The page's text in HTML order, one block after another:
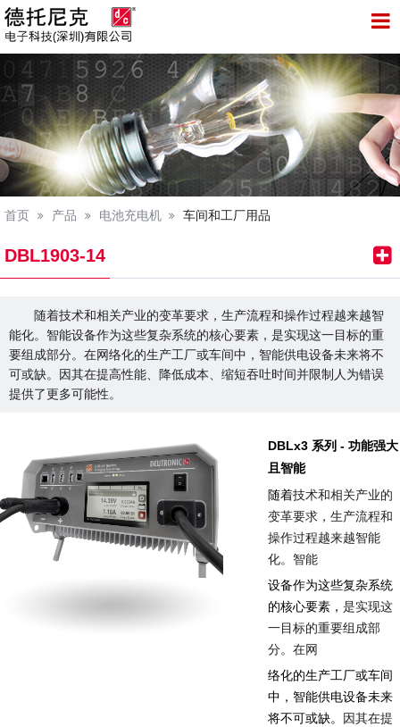
尼克电子科技（深圳）有限公司
首页 产品 电池充电机 车间和工厂用品
DBL1903-14
随着技术和相关产业的变革要求，生产流程和操作过程越来越智
能化。智能设备作为这些复杂系统的核心要素，是实现这一目标的重
要组成部分。在网络化的生产工厂或车间中，智能供电设备未来将不
可或缺。因其在提高性能、降低成本、缩短吞吐时间并限制人为错误
提供了更多可能性。
DBLx3 系列 - 功能强大
且智能
随着技术和相关产业的
变革要求，生产流程和
操作过程越来越智能
化。智能
设备作为这些复杂系统
的核心要素， 是实现这
一目标的重要组成部
分。在网
络化的生产工厂或车间
中，智能供电设备未来
将不可或缺。 因其在提